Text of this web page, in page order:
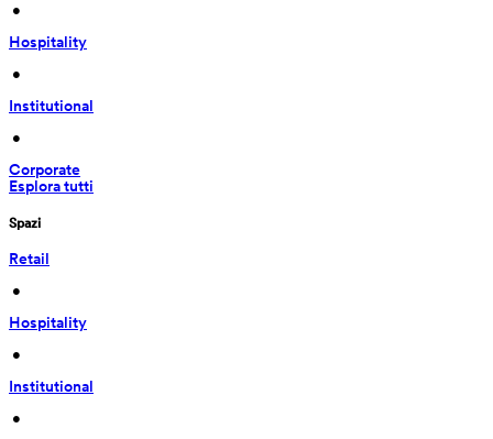
•
Hospitality
•
Institutional
•
Corporate
Esplora tutti
Spazi
Retail
•
Hospitality
•
Institutional
•